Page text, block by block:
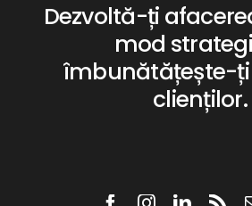
Dezvoltă-ți
mod
îmbunătățește-ți
clienților.